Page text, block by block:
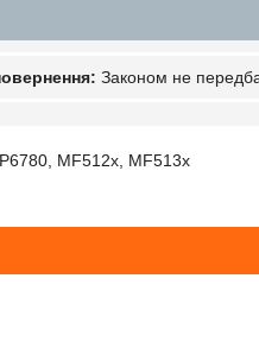
Законом не
MF512x, MF513x